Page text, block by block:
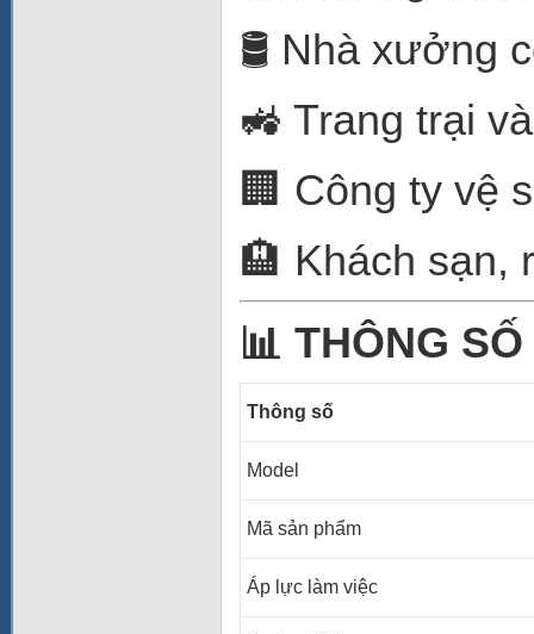
🛢️ Nhà xưởng
🚜 Trang trại
🏢 Công ty vệ
🏨 Khách sạn,
📊 THÔNG
Thông số
Model
Mã sản phẩm
Áp lực làm việc